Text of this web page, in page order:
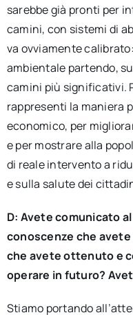
sarebbe già pronti per
camini, con sistemi di
va ovviamente
ambientale partendo,
camini più significativi.
rappresenti la maniera
economico, per
e per mostrare alla
di reale intervento a
e sulla salute dei
D: Avete comunicato
conoscenze che
che avete ottenuto e
operare in futuro?
Stiamo portando